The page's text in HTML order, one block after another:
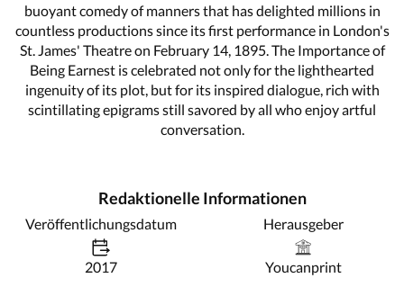
buoyant comedy of manners that has delighted millions in
countless productions since its first performance in London's
St. James' Theatre on February 14, 1895. The Importance of
Being Earnest is celebrated not only for the lighthearted
ingenuity of its plot, but for its inspired dialogue, rich with
scintillating epigrams still savored by all who enjoy artful
conversation.
Redaktionelle Informationen
Veröffentlichungsdatum
2017
Herausgeber
Youcanprint